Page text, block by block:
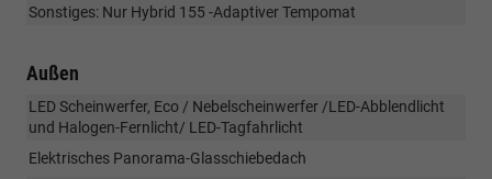
Sonstiges: Nur Hybrid 155 -Adaptiver Tempomat
Außen
LED Scheinwerfer, Eco / Nebelscheinwerfer /LED-Abblendlicht
und Halogen-Fernlicht/ LED-Tagfahrlicht
Elektrisches Panorama-Glasschiebedach